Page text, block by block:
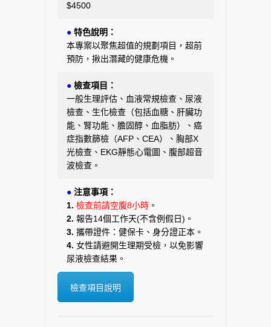
$4500
● 特色說明：
本專案以聚焦超值的規劃項目，超前
預防，揪出潛藏的健康危機。
● 檢查項目：
一般生理評估、血液常規檢查、尿液
檢查、生化檢查（包括血糖、肝臟功
能、腎功能、膽固醇、血脂肪）、癌
症指數篩檢（AFP、CEA）、胸部X
光檢查、EKG靜態心電圖、腹部超音
波檢查。
● 注意事項：
1. 檢查前請空腹8小時 。
2. 報告14個工作天(不含例假日)。
3. 攜帶證件：健保卡、身分證正本。
4. 女性請避開生理期受檢，以免影響
尿液檢查結果。
檢查項目說明